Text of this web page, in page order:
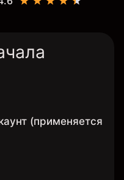
(применяется